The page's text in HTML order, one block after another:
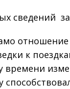
сведений
отношение
к
времени